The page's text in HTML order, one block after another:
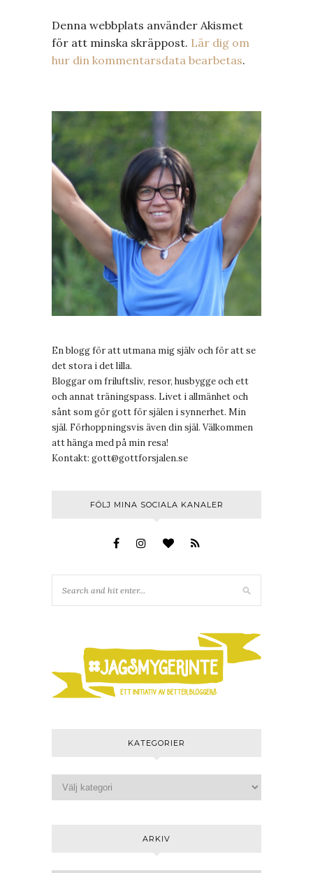
Denna webbplats använder Akismet
för att minska skräppost. Lär dig om
hur din kommentarsdata bearbetas.
En blogg för att utmana mig själv och för att se
det stora i det lilla.
Bloggar om friluftsliv, resor, husbygge och ett
och annat träningspass. Livet i allmänhet och
sånt som gör gott för själen i synnerhet. Min
själ. Förhoppningsvis även din själ. Välkommen
att hänga med på min resa!
Kontakt: gott@gottforsjalen.se
FÖLJ MINA SOCIALA KANALER
KATEGORIER
ARKIV